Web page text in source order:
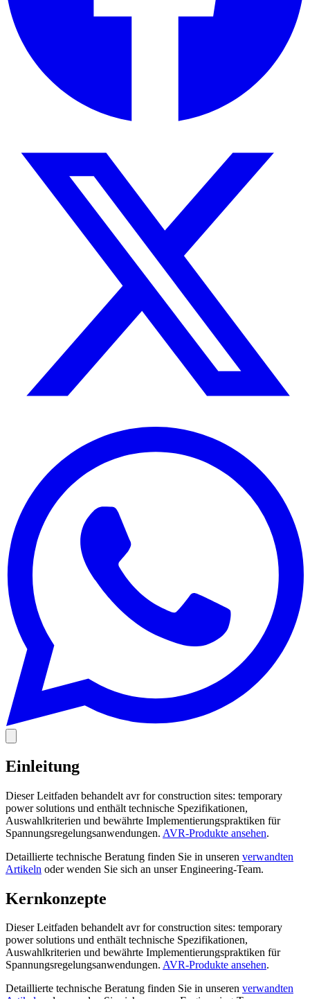
Einleitung
Dieser Leitfaden behandelt avr for construction sites: temporary
power solutions und enthält technische Spezifikationen,
Auswahlkriterien und bewährte Implementierungspraktiken für
Spannungsregelungsanwendungen. AVR-Produkte ansehen.
Detaillierte technische Beratung finden Sie in unseren verwandten
Artikeln oder wenden Sie sich an unser Engineering-Team.
Kernkonzepte
Dieser Leitfaden behandelt avr for construction sites: temporary
power solutions und enthält technische Spezifikationen,
Auswahlkriterien und bewährte Implementierungspraktiken für
Spannungsregelungsanwendungen. AVR-Produkte ansehen.
Detaillierte technische Beratung finden Sie in unseren verwandten